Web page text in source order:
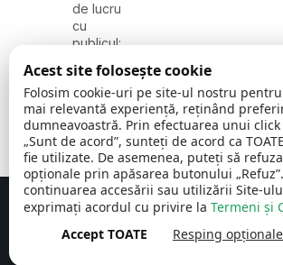
de lucru
cu
publicul:
08:00 -
16:30
, vineri:
08:00 -
14:00
Comuna Cerchezu © 2026Toate drepturile
Concept realizat de Big Media Relații
Acest site folosește cookie
Folosim cookie-uri pe site-ul nostru
mai relevantă experiență, reținând
dumneavoastră. Prin efectuarea unui
„Sunt de acord”, sunteți de acord ca
fie utilizate. De asemenea, puteți să
opționale prin apăsarea butonului
continuarea accesării sau utilizării Site-
exprimați acordul cu privire la Termeni și
Accept TOATE
Resping opționale